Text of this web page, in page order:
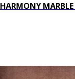
HARMONY